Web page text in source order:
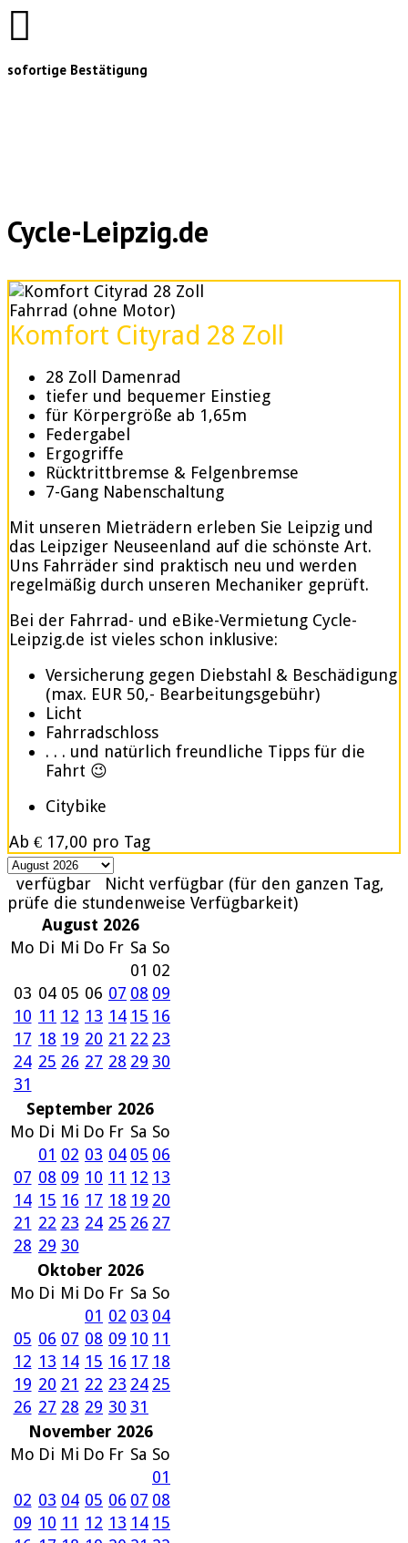
sofortige Bestätigung
Cycle-Leipzig.de
Fahrrad (ohne Motor)
Komfort Cityrad 28 Zoll
28 Zoll Damenrad
tiefer und bequemer Einstieg
für Körpergröße ab 1,65m
Federgabel
Ergogriffe
Rücktrittbremse & Felgenbremse
7-Gang Nabenschaltung
Mit unseren Mieträdern erleben Sie Leipzig und
das Leipziger Neuseenland auf die schönste Art.
Uns Fahrräder sind praktisch neu und werden
regelmäßig durch unseren Mechaniker geprüft.
Bei der Fahrrad- und eBike-Vermietung Cycle-
Leipzig.de ist vieles schon inklusive:
Versicherung gegen Diebstahl & Beschädigung
(max. EUR 50,- Bearbeitungsgebühr)
Licht
Fahrradschloss
. . . und natürlich freundliche Tipps für die
Fahrt 😉
Citybike
Ab € 17,00 pro Tag
verfügbar
Nicht verfügbar (für den ganzen Tag,
prüfe die stundenweise Verfügbarkeit)
August 2026
Mo Di Mi Do Fr Sa So
01 02
03 04 05 06 07 08 09
10 11 12 13 14 15 16
17 18 19 20 21 22 23
24 25 26 27 28 29 30
31
September 2026
Mo Di Mi Do Fr Sa So
01 02 03 04 05 06
07 08 09 10 11 12 13
14 15 16 17 18 19 20
21 22 23 24 25 26 27
28 29 30
Oktober 2026
Mo Di Mi Do Fr Sa So
01 02 03 04
05 06 07 08 09 10 11
12 13 14 15 16 17 18
19 20 21 22 23 24 25
26 27 28 29 30 31
November 2026
Mo Di Mi Do Fr Sa So
01
02 03 04 05 06 07 08
09 10 11 12 13 14 15